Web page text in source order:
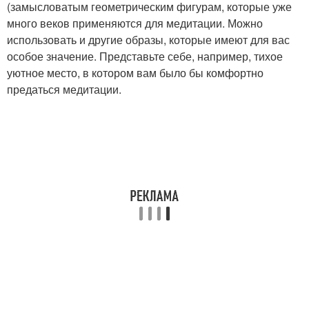
(замысловатым геометрическим фигурам, которые уже
много веков применяются для медитации. Можно
использовать и другие образы, которые имеют для вас
особое значение. Представьте себе, например, тихое
уютное место, в котором вам было бы комфортно
предаться медитации.